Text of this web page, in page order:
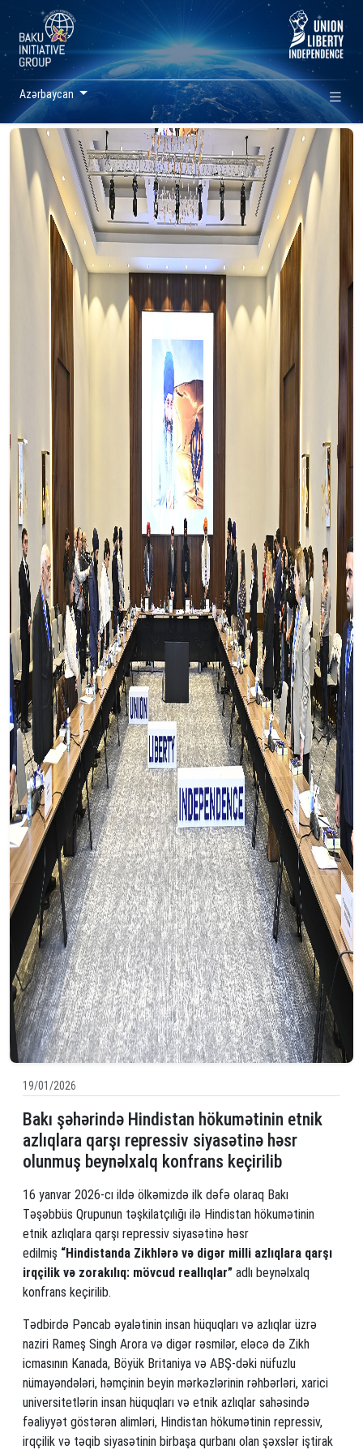
Azərbaycan
19/01/2026
Bakı şəhərində Hindistan hökumətinin etnik
azlıqlara qarşı repressiv siyasətinə həsr
olunmuş beynəlxalq konfrans keçirilib
16 yanvar 2026-cı ildə ölkəmizdə ilk dəfə olaraq Bakı
Təşəbbüs Qrupunun təşkilatçılığı ilə Hindistan hökumətinin
etnik azlıqlara qarşı repressiv siyasətinə həsr
edilmiş “Hindistanda Zikhlərə və digər milli azlıqlara qarşı
irqçilik və zorakılıq: mövcud reallıqlar” adlı beynəlxalq
konfrans keçirilib.
Tədbirdə Pəncab əyalətinin insan hüquqları və azlıqlar üzrə
naziri Rameş Singh Arora və digər rəsmilər, eləcə də Zikh
icmasının Kanada, Böyük Britaniya və ABŞ-dəki nüfuzlu
nümayəndələri, həmçinin beyin mərkəzlərinin rəhbərləri, xarici
universitetlərin insan hüquqları və etnik azlıqlar sahəsində
fəaliyyət göstərən alimləri, Hindistan hökumətinin repressiv,
irqçilik və təqib siyasətinin birbaşa qurbanı olan şəxslər iştirak